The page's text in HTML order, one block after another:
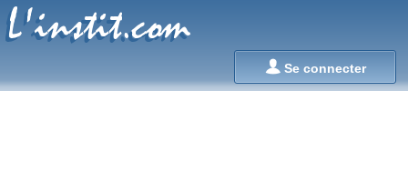
Se connecter
L'instit.com
L'instit.com